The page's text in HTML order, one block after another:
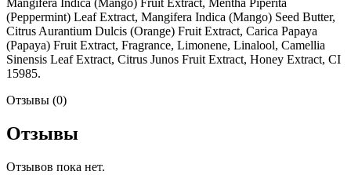
Mangifera Indica (Mango) Fruit Extract, Mentha Piperita
(Peppermint) Leaf Extract, Mangifera Indica (Mango) Seed Butter,
Citrus Aurantium Dulcis (Orange) Fruit Extract, Carica Papaya
(Papaya) Fruit Extract, Fragrance, Limonene, Linalool, Camellia
Sinensis Leaf Extract, Citrus Junos Fruit Extract, Honey Extract, CI
15985.
Отзывы (0)
Отзывы
Отзывов пока нет.